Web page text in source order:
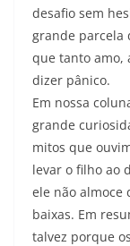
desafio sem
grande parcela
que tanto amo,
dizer pânico.
Em nossa
grande
mitos que
levar o filho ao
ele não almoce
baixas. Em
talvez porque